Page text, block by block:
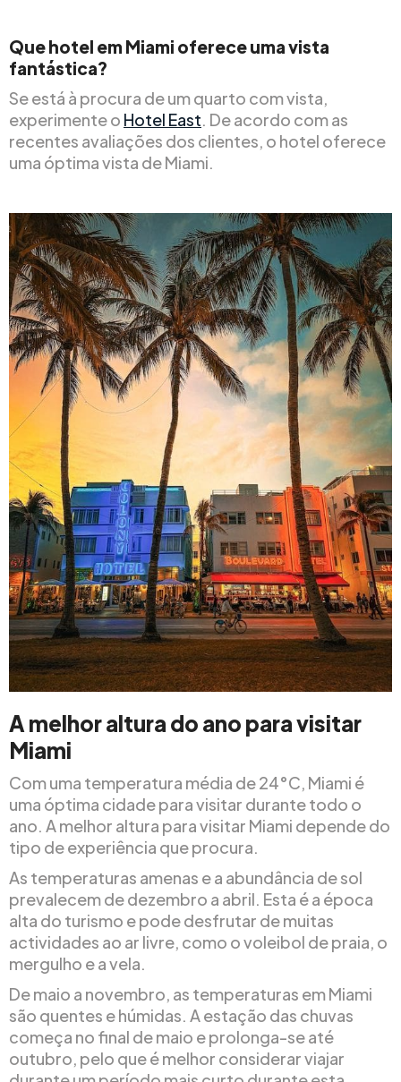
Que hotel em Miami oferece uma vista
fantástica?
Se está à procura de um quarto com vista,
experimente o Hotel East. De acordo com as
recentes avaliações dos clientes, o hotel oferece
uma óptima vista de Miami.
A melhor altura do ano para visitar
Miami
Com uma temperatura média de 24°C, Miami é
uma óptima cidade para visitar durante todo o
ano. A melhor altura para visitar Miami depende do
tipo de experiência que procura.
As temperaturas amenas e a abundância de sol
prevalecem de dezembro a abril. Esta é a época
alta do turismo e pode desfrutar de muitas
actividades ao ar livre, como o voleibol de praia, o
mergulho e a vela.
De maio a novembro, as temperaturas em Miami
são quentes e húmidas. A estação das chuvas
começa no final de maio e prolonga-se até
outubro, pelo que é melhor considerar viajar